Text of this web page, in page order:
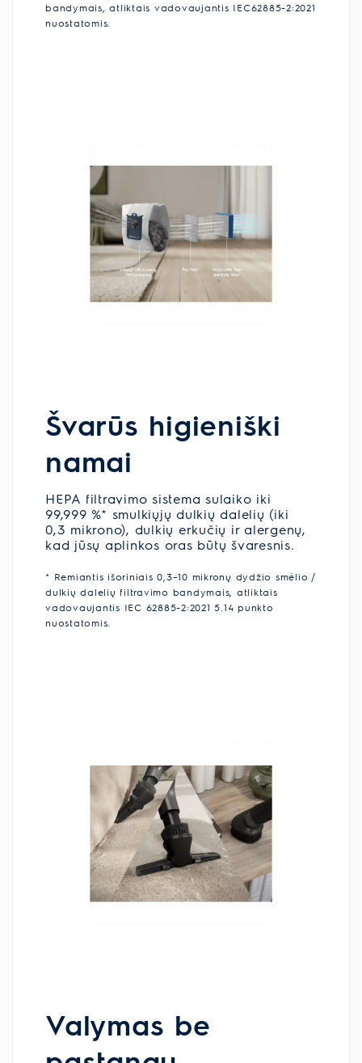
bandymais, atliktais vadovaujantis IEC62885-2:2021​
nuostatomis.
Švarūs higieniški
namai
HEPA filtravimo sistema sulaiko iki
99,999 %* smulkiųjų dulkių dalelių (iki
0,3 mikrono), dulkių erkučių ir alergenų,
kad jūsų aplinkos oras būtų švaresnis.
* Remiantis išoriniais 0,3–10 mikronų dydžio smėlio /
dulkių dalelių filtravimo bandymais, atliktais
vadovaujantis IEC 62885-2:2021 5.14 punkto
nuostatomis.
Valymas be